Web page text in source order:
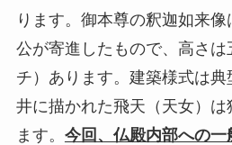
ります。御本尊の釈迦如来
公が寄進したもので、高さ
チ）あります。建築様式は
井に描かれた飛天（天女）は
ます。 今回、仏殿内部への